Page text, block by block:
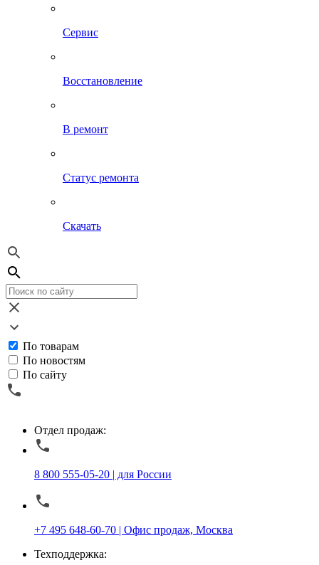
Сервис
Восстановление
В ремонт
Статус ремонта
Скачать
По товарам
По новостям
По сайту
Отдел продаж:
8 800 555-05-20 | для России
+7 495 648-60-70 | Офис продаж, Москва
Техподдержка: